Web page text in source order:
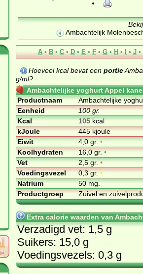
Ambachtelijk
A • B • C • D • E • F • G • H • I • J •
Hoeveel kcal bevat een portie
g/ml?
Ambachtelijke yoghurt Appel
Productnaam
Ambachtelijke
Eenheid
100 gr.
Kcal
105kcal
kJoule
445 kjoule
Eiwit
4,0 gr.•
Koolhydraten
16,0 gr.•
Vet
2,5 gr.•
Voedingsvezel
0,3 gr.•
Natrium
50 mg.
Productgroep
Zuivel en
Extra calorie waarden van
Verzadigd vet: 1,5 g
Suikers: 15,0 g
Voedingsvezels: 0,3 g